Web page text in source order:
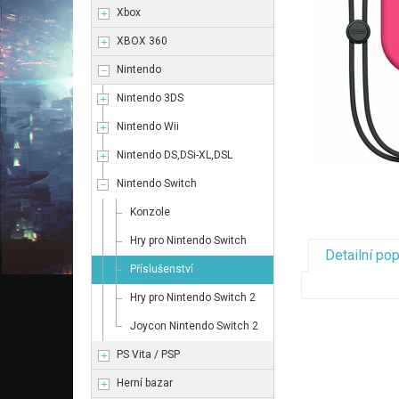
Xbox
XBOX 360
Nintendo
Nintendo 3DS
Nintendo Wii
Nintendo DS,DSi-XL,DSL
Nintendo Switch
Konzole
Hry pro Nintendo Switch
Příslušenství
Hry pro Nintendo Switch 2
Joycon Nintendo Switch 2
PS Vita / PSP
Herní bazar
Detailní